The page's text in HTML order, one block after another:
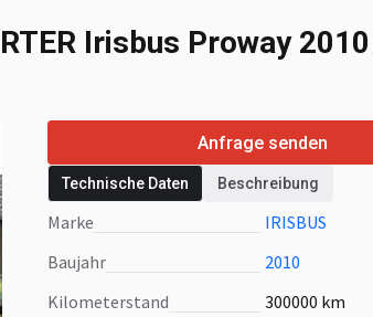
Irisbus Proway
Anfrage senden
Technische Daten Beschreibung
Marke
IRISBUS
Baujahr
2010
Kilometerstand
300000 km